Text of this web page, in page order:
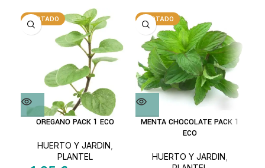
AGOTADO
OREGANO PACK 1 ECO
HUERTO Y JARDIN
PLANTEL
AGOTADO
MENTA CHOCOLATE PACK 1
ECO
HUERTO Y JARDIN